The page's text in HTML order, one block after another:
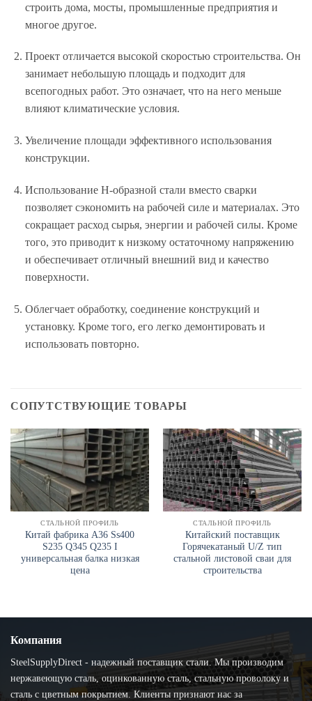
строить дома, мосты, промышленные предприятия и
многое другое.
Проект отличается высокой скоростью строительства. Он
занимает небольшую площадь и подходит для
всепогодных работ. Это означает, что на него меньше
влияют климатические условия.
Увеличение площади эффективного использования
конструкции.
Использование Н-образной стали вместо сварки
позволяет сэкономить на рабочей силе и материалах. Это
сокращает расход сырья, энергии и рабочей силы. Кроме
того, это приводит к низкому остаточному напряжению
и обеспечивает отличный внешний вид и качество
поверхности.
Облегчает обработку, соединение конструкций и
установку. Кроме того, его легко демонтировать и
использовать повторно.
СОПУТСТВУЮЩИЕ ТОВАРЫ
СТАЛЬНОЙ ПРОФИЛЬ
Китай фабрика A36 Ss400
S235 Q345 Q235 I
универсальная балка низкая
цена
СТАЛЬНОЙ ПРОФИЛЬ
Китайский поставщик
Горячекатаный U/Z тип
стальной листовой сваи для
строительства
Компания
SteelSupplyDirect - надежный поставщик стали. Мы производим
нержавеющую сталь, оцинкованную сталь, стальную проволоку и
сталь с цветным покрытием. Клиенты признают нас за